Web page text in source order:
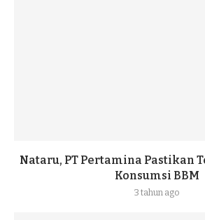
Nataru, PT Pertamina Pastikan
Konsumsi BBM
3 tahun ago